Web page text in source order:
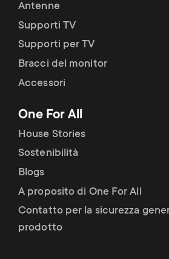
Antenne
Supporti TV
Supporti per TV
Bracci del monitor
Accessori
One For All
House Stories
Sostenibilità
Blogs
A proposito di One For All
Contatto per la sicurezza
prodotto